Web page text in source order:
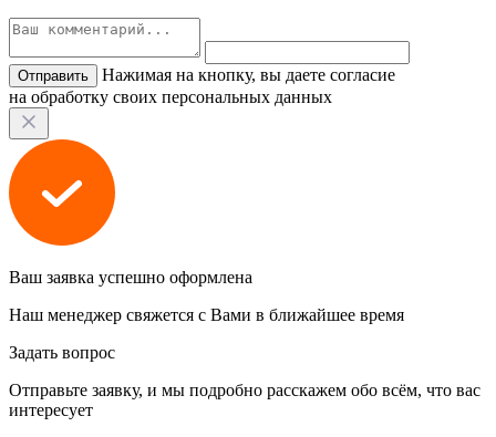
Нажимая на кнопку, вы даете согласие
на обработку своих персональных данных
Ваш заявка успешно оформлена
Наш менеджер свяжется с Вами в ближайшее время
Задать вопрос
Отправьте заявку, и мы подробно расскажем обо всём, что вас
интересует